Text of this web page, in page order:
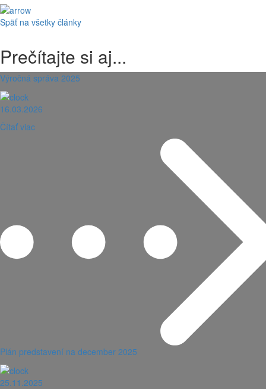
Späť na všetky články
Prečítajte si aj...
Výročná správa 2025
16.03.2026
Čítať viac
Plán predstavení na december 2025
25.11.2025